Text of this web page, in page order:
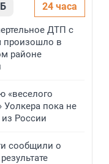
24 часа
ДТП с
произошло в
районе
«веселого
Уолкера пока не
России
сообщили о